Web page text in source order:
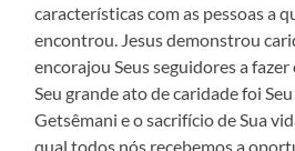
características com as pessoas a
encontrou. Jesus demonstrou
encorajou Seus seguidores a
Seu grande ato de caridade foi
Getsêmani e o sacrifício de Sua
qual todos nós recebemos a